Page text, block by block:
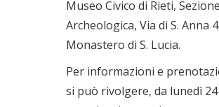
Museo Civico di Rieti, Sezione
Archeologica, Via di S. Anna
Monastero di S. Lucia.
Per informazioni e
si può rivolgere, da lunedì 24